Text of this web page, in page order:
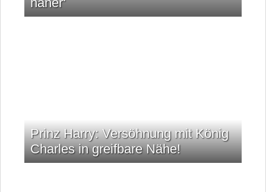
Prinz Harry: Versöhnung mit König
Charles in greifbare Nähe!